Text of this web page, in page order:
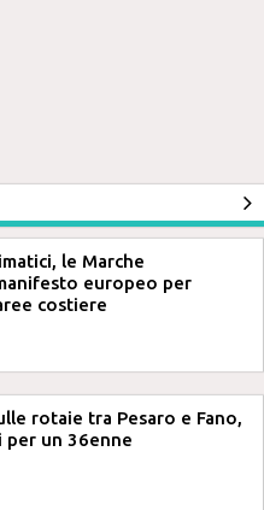
le Marche
europeo per
costiere
rotaie tra Pesaro e Fano,
per un 36enne